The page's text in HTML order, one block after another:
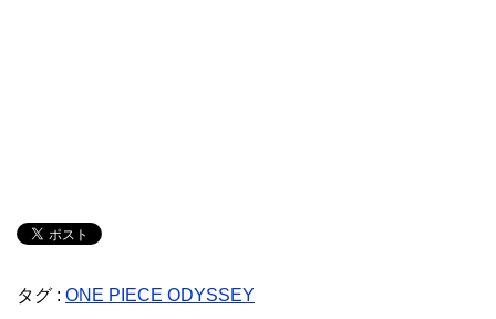
タグ : ONE PIECE ODYSSEY